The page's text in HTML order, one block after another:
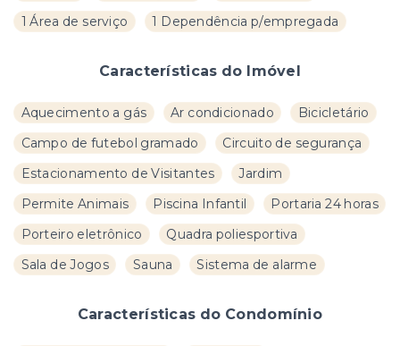
1 Área de serviço
1 Dependência p/empregada
Características do Imóvel
Aquecimento a gás Ar condicionado
Bicicletário
Campo de futebol gramado
Circuito de segurança
Estacionamento de Visitantes
Jardim
Permite Animais
Piscina Infantil
Portaria 24 horas
Porteiro eletrônico
Quadra poliesportiva
Sala de Jogos
Sauna Sistema de alarme
Características do Condomínio